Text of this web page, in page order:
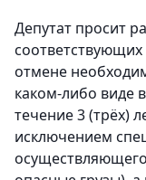
Депутат просит
соответствующих
отмене
каком-либо виде
течение 3 (трёх)
исключением